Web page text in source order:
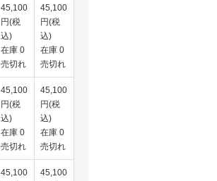
45,100
円(税
込)
在庫 0
売切れ
45,100
円(税
込)
在庫 0
売切れ
45,100
円(税
込)
在庫 0
売切れ
45,100
円(税
込)
在庫 0
売切れ
45,100
45,100